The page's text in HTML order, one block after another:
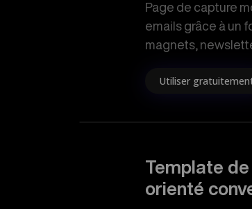
Page de capture
emails grâce à un
magnets,
Utiliser
Template
orienté